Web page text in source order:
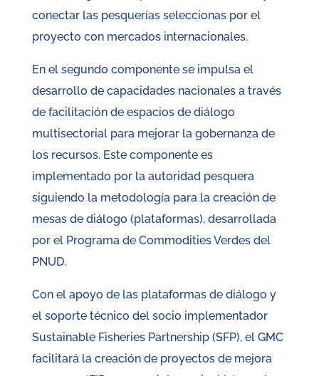
conectar las pesquerías seleccionas por el
proyecto con mercados internacionales.
En el segundo componente se impulsa el
desarrollo de capacidades nacionales a través
de facilitación de espacios de diálogo
multisectorial para mejorar la gobernanza de
los recursos. Este componente es
implementado por la autoridad pesquera
siguiendo la metodología para la creación de
mesas de diálogo (plataformas), desarrollada
por el Programa de Commodities Verdes del
PNUD.
Con el apoyo de las plataformas de diálogo y
el soporte técnico del socio implementador
Sustainable Fisheries Partnership (SFP), el GMC
facilitará la creación de proyectos de mejora